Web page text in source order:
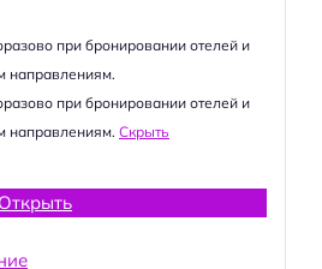
при бронировании отелей и
направлениям.
при бронировании отелей и
направлениям. Скрыть
Открыть